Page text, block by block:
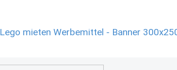
Lego mieten Werbemittel - Banner